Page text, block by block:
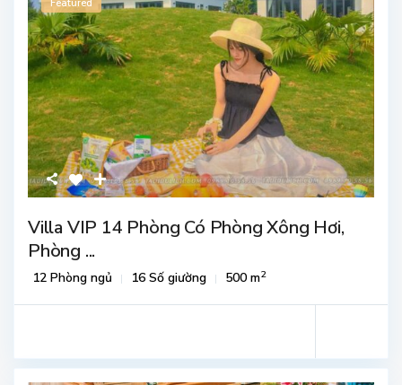
Featured
Villa VIP 14 Phòng Có Phòng Xông Hơi,
Phòng ...
12 Phòng ngủ 16 Số giường 500 m2